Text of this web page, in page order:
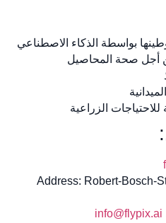
بواسطة الذكاء الاصطناعي
أجل صحة المحاصيل
الزراعية
Address: Robert-Bosch-